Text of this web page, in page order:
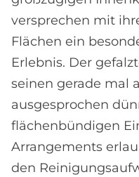
versprechen mit
Flächen ein
Erlebnis. Der
seinen gerade mal
ausgesprochen
flächenbündigen
Arrangements
den